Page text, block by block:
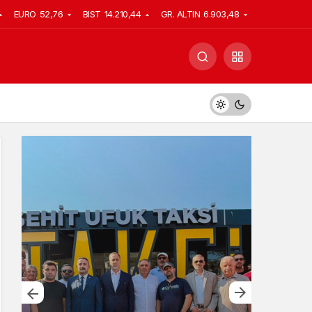
EURO 52,76 BIST 14.210,44 GR. ALTIN 6.903,48